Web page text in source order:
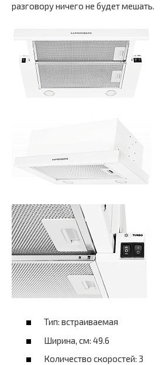
разговору ничего не будет мешать.
Тип: встраиваемая
Ширина, см: 49.6
Количество скоростей: 3